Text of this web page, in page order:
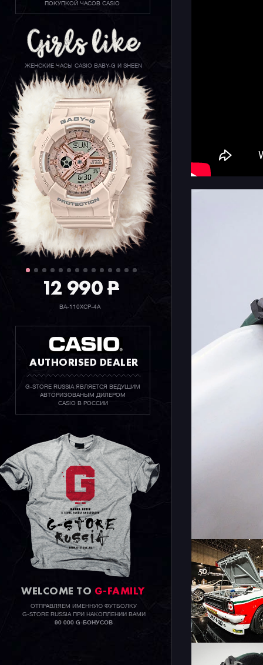
ПОКУПКОЙ ЧАСОВ CASIO
ЖЕНСКИЕ ЧАСЫ CASIO BABY-G И SHEEN
12 990P
BA-110XCP-4A
AUTHORISED DEALER
G-STORE RUSSIA ЯВЛЯЕТСЯ ВЕДУЩИМ
АВТОРИЗОВАНЫМ ДИЛЕРОМ
CASIO В РОССИИ
WELCOME TO G-FAMILY
ОТПРАВЛЯЕМ ИМЕННУЮ ФУТБОЛКУ
G-STORE RUSSIA ПРИ НАКОПЛЕНИИ ВАМИ
90 000 G-БОНУСОВ
часовом
стальной
шасси на
класс